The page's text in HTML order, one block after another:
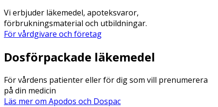
Vi erbjuder läkemedel, apoteksvaror,
förbrukningsmaterial och utbildningar.
För vårdgivare och företag
Dosförpackade läkemedel
För vårdens patienter eller för dig som vill prenumerera
på din medicin
Läs mer om Apodos och Dospac